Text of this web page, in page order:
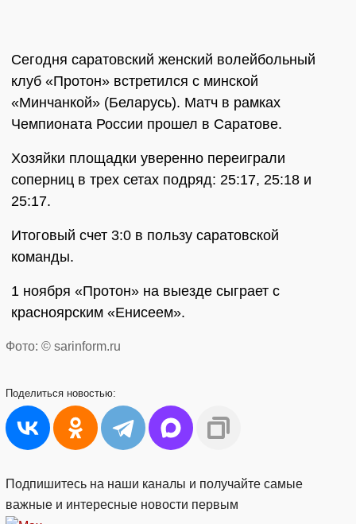
Сегодня саратовский женский волейбольный
клуб «Протон» встретился с минской
«Минчанкой» (Беларусь). Матч в рамках
Чемпионата России прошел в Саратове.
Хозяйки площадки уверенно переиграли
соперниц в трех сетах подряд: 25:17, 25:18 и
25:17.
Итоговый счет 3:0 в пользу саратовской
команды.
1 ноября «Протон» на выезде сыграет с
красноярским «Енисеем».
Фото: © sarinform.ru
Поделиться новостью:
Подпишитесь на наши каналы и получайте самые
важные и интересные новости первым